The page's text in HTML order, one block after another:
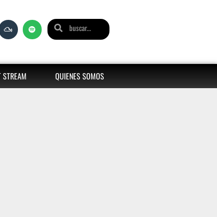
STREAM QUIENES SOMOS